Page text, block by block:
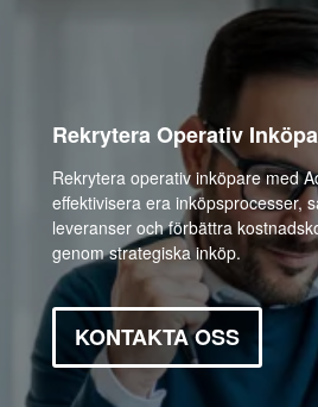
Rekrytera Operativ
Rekrytera operativ inköpare med
effektivisera era inköpsprocesser,
leveranser och förbättra
genom strategiska inköp.
KONTAKTA OSS